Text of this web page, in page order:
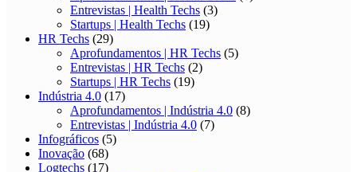
Entrevistas | Health Techs (3)
Startups | Health Techs (19)
HR Techs (29)
Aprofundamentos | HR Techs (5)
Entrevistas | HR Techs (2)
Startups | HR Techs (19)
Indústria 4.0 (17)
Aprofundamentos | Indústria 4.0 (8)
Entrevistas | Indústria 4.0 (7)
Infográficos (5)
Inovação (68)
Logtechs (17)